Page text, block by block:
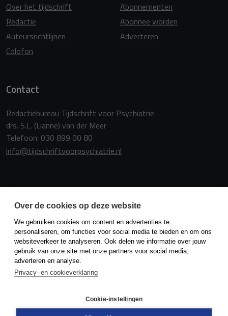
Over het tijdschrift
Redactie
Auteursrichtlijnen
Colofon
Abonnementen
Abonnee worden
Adverteren
Contact
Redactiebureau Tijdschrift voor Psychiatrie
drs. S.L. (Lianne) van der Meer
Telefoon: 030 899 00 80
info@tijdschriftvoorpsychiatrie.nl
Copyright
Redactie en uitgever zijn niet aansprakelijk voor de inhoud van
de onder auteursnaam opgenomen artikelen of van de
advertenties. Niets uit dit tijdschrift mag openbaar worden
gemaakt door middel van druk, microfilm of op welke wijze
ook, zonder schriftelijke toestemming van de redactie.
Over de cookies op deze website
We gebruiken cookies om content en advertenties te
personaliseren, om functies voor social media te bieden en om ons
websiteverkeer te analyseren. Ook delen we informatie over jouw
gebruik van onze site met onze partners voor social media,
adverteren en analyse.
Privacy- en cookieverklaring
Cookie-instellingen